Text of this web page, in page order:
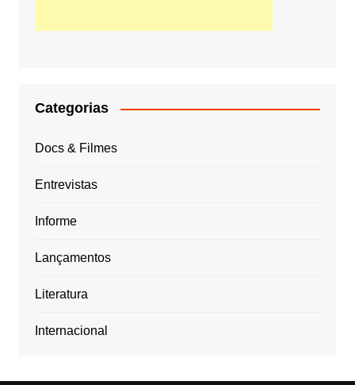
Categorias
Docs & Filmes
Entrevistas
Informe
Lançamentos
Literatura
Internacional